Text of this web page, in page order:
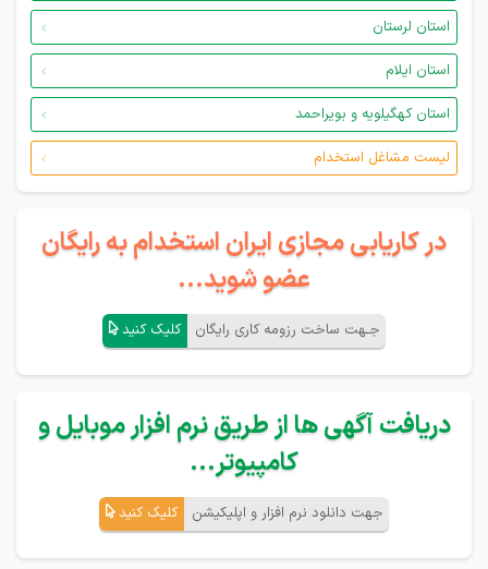
استان لرستان
استان ایلام
استان کهگیلویه و بویراحمد
لیست مشاغل استخدام
در کاریابی مجازی ایران استخدام به رایگان
عضو شوید...
جـهت ساخت رزومه کاری رایگان کلیک کنید
دریافت آگهی ها از طریق نرم افزار موبایل و
کامپیوتر...
جهت دانلود نرم افزار و اپلیکیشن کلیک کنید